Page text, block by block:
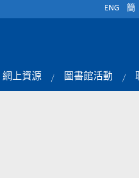
ENG 簡
網上資源 圖書館活動